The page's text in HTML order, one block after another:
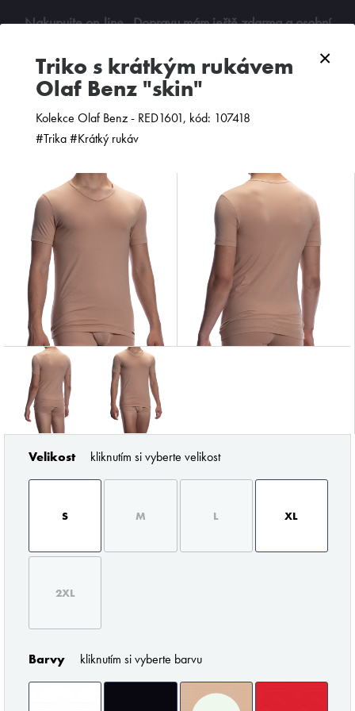
×
triko s krátkým rukávem
Olaf Benz "skin"
Kolekce Olaf Benz - RED1601, kód: 107418
#Trika #Krátký rukáv
Velikost kliknutím si vyberte velikost
S M L XL
2XL
Barvy kliknutím si vyberte barvu
Nakupujte on-line. Dopravu mám ještě zdarma a osobní
ZOBRAZIT FILTR
PODLE CENY OD NEJNOVĚJŠÍCH
Pořádné prádlo pro každého muže
Z profesionálního úhlu pohledu musím říci